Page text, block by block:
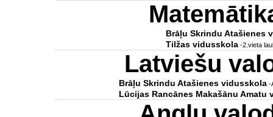
Brāļu Skrindu Atašienes
Tilžas vidusskola-2.vieta
Latviešu
Brāļu Skrindu Atašienes vidusskola -
Lūcijas Rancānes Makašānu Amatu